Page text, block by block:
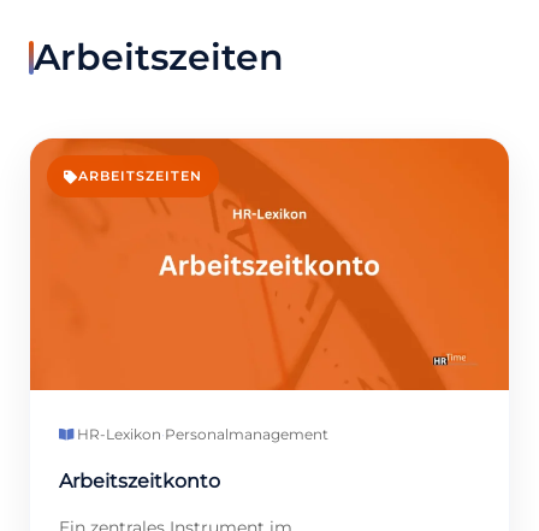
Arbeitszeiten
ARBEITSZEITEN
HR-Lexikon·Personalmanagement
Arbeitszeitkonto